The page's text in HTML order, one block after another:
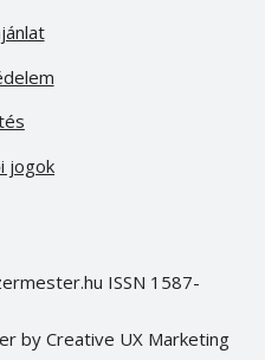
jogok
ISSN 1587-
by Creative UX Marketing